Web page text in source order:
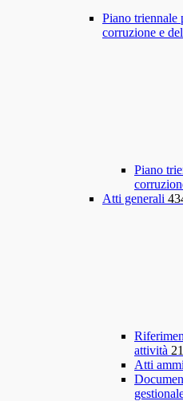
Piano triennale
corruzione e
Piano
Atti generali
attività 21
Atti